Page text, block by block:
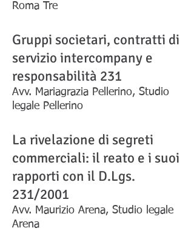
Roma Tre
Gruppi societari, contratti di
servizio intercompany e
responsabilità 231
Avv. Mariagrazia Pellerino, Studio
legale Pellerino
La rivelazione di segreti
commerciali: il reato e i suoi
rapporti con il D.Lgs.
231/2001
Avv. Maurizio Arena, Studio legale
Arena